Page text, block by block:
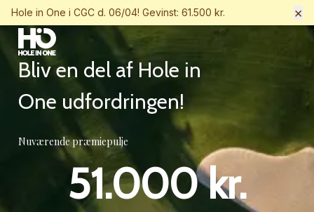
Hole in One i CGC d. 06/04! Gevinst: 61.500 kr. ×
Bliv en del af Hole in
One udfordringen!
Nuværende præmiepulje
51.000 kr.